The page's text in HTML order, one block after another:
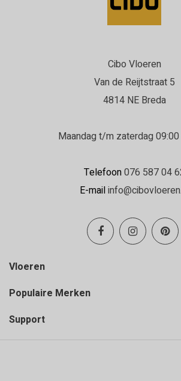
Cibo Vloeren
Van de Reijtstraat 5
4814 NE Breda
Maandag t/m zaterdag
Telefoon076 587 04
E-mail
Vloeren
Populaire Merken
Support